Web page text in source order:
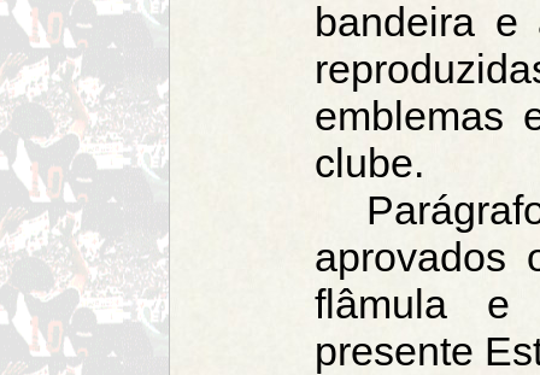
bandeira
emblemas
clube.
aprovados
flâmula e
presente